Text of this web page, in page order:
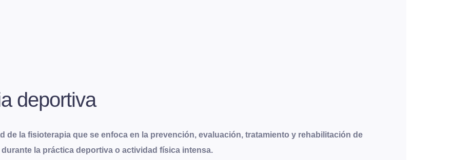
deportiva
de la fisioterapia que se enfoca en la prevención, evaluación, tratamiento y rehabilitación de
la práctica deportiva o actividad física intensa.